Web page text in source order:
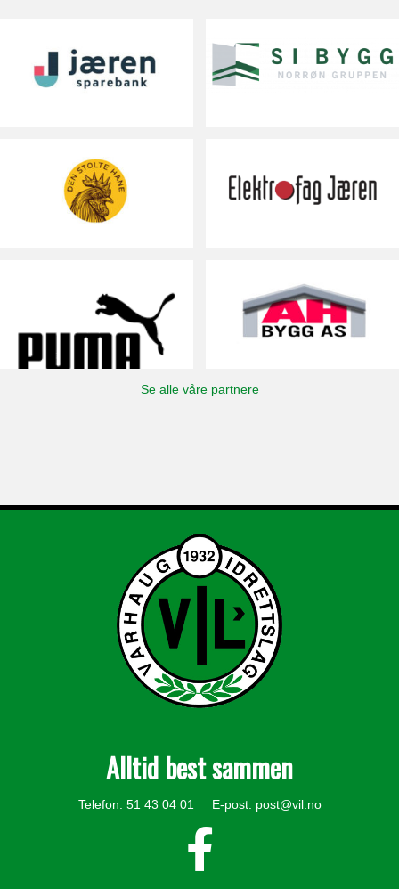
Se alle våre partnere
Alltid best sammen
Telefon: 51 43 04 01 E-post: post@vil.no